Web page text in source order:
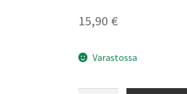
15,90 €
Varastossa